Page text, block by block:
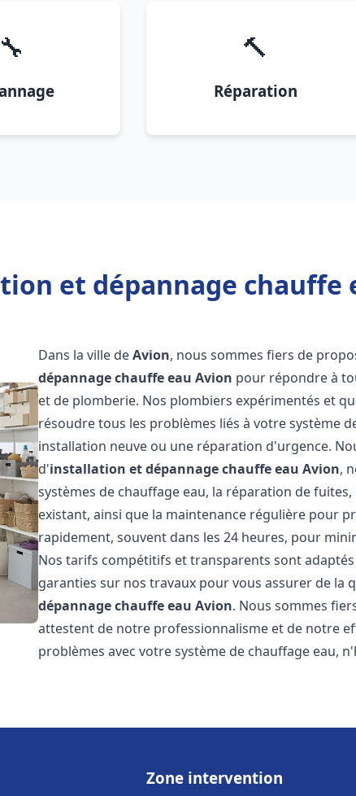
🔧 🔨
Réparation
et dépannage chauffe
Dans la ville deAvion, nous sommes fiers de
dépannage chauffe eau Avion pour répondre à
et de plomberie. Nos plombiers expérimentés et
résoudre tous les problèmes liés à votre système
installation neuve ou une réparation d'urgence.
d'installation et dépannage chauffe eau Avion,
systèmes de chauffage eau, la réparation de
existant, ainsi que la maintenance régulière pour
rapidement, souvent dans les 24 heures, pour
Nos tarifs compétitifs et transparents sont
garanties sur nos travaux pour vous assurer de la
dépannage chauffe eau Avion. Nous sommes
attestent de notre professionnalisme et de notre
problèmes avec votre système de chauffage eau,
Zone intervention